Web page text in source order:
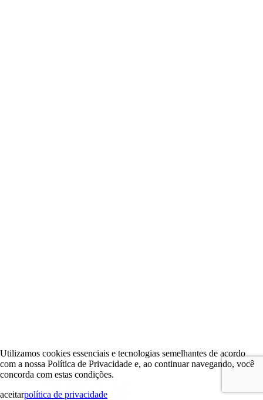
Utilizamos cookies essenciais e tecnologias semelhantes de acordo
com a nossa Política de Privacidade e, ao continuar navegando, você
concorda com estas condições.
aceitarpolítica de privacidade